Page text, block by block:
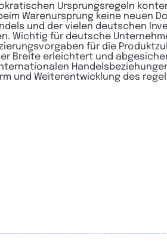
Ursprungsregeln
Warenursprung keine neuen
und der vielen deutschen
Wichtig für deutsche
für die
Breite erleichtert und
und Weiterentwicklung des